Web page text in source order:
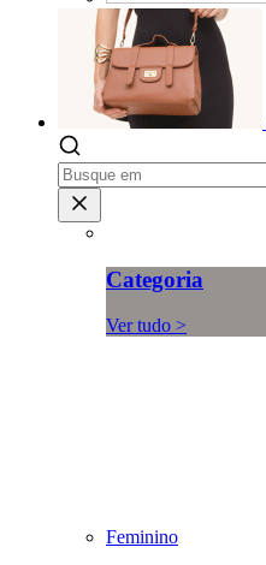
Categoria
Ver tudo >
Feminino